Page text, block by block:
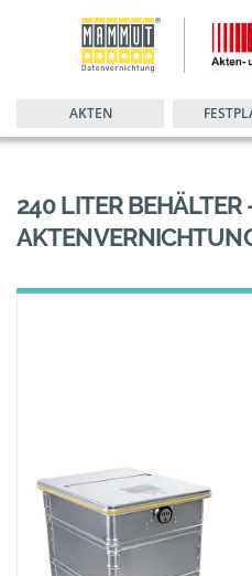
AKTEN
240 LITER